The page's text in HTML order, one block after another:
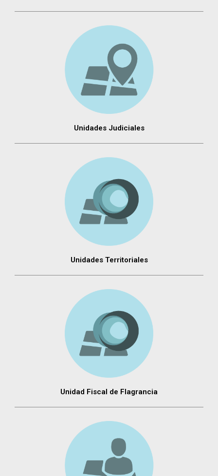
Unidades Judiciales
Unidades Territoriales
Unidad Fiscal de Flagrancia